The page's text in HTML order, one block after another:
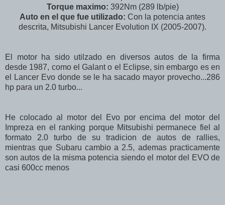
Torque maximo: 392Nm (289 lb/pie)
Auto en el que fue utilizado: Con la potencia antes
descrita, Mitsubishi Lancer Evolution IX (2005-2007).
El motor ha sido utilzado en diversos autos de la firma
desde 1987, como el Galant o el Eclipse, sin embargo es en
el Lancer Evo donde se le ha sacado mayor provecho...286
hp para un 2.0 turbo...
He colocado al motor del Evo por encima del motor del
Impreza en el ranking porque Mitsubishi permanece fiel al
formato 2.0 turbo de su tradicion de autos de rallies,
mientras que Subaru cambio a 2.5, ademas practicamente
son autos de la misma potencia siendo el motor del EVO de
casi 600cc menos